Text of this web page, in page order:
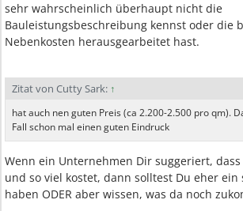
sehr wahrscheinlich überhaupt nicht die
Bauleistungsbeschreibung kennst oder die
Nebenkosten herausgearbeitet hast.
Zitat von Cutty Sark: ↑
hat auch nen guten Preis (ca 2.200-2.500 pro qm).
Fall schon mal einen guten Eindruck
Wenn ein Unternehmen Dir suggeriert,
und so viel kostet, dann solltest Du eher ein
haben ODER aber wissen, was da noch